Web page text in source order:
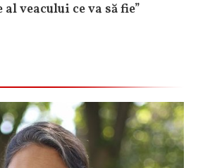
veacului ce va să fie”